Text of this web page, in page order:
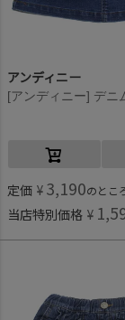
アンディニー
定価 ¥ 3,190のとこ
当店特別価格 ¥